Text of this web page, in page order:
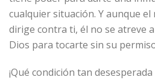
cualquier situación. Y aunque
dirige contra ti, él no se atreve
Dios para tocarte sin su
¡Qué condición tan